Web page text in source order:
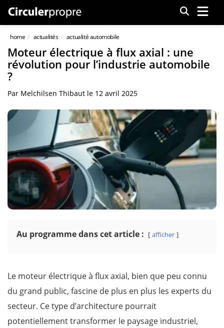
Menu
home actualités actualité automobile
Moteur électrique à flux axial : une
révolution pour l’industrie automobile
?
Par Melchilsen Thibaut le 12 avril 2025
Au programme dans cet article : afficher
Le moteur électrique à flux axial, bien que peu connu
du grand public, fascine de plus en plus les experts du
secteur. Ce type d’architecture pourrait
potentiellement transformer le paysage industriel,